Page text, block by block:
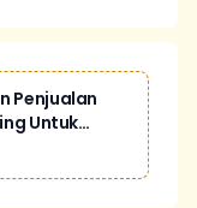
Penjualan
Untuk